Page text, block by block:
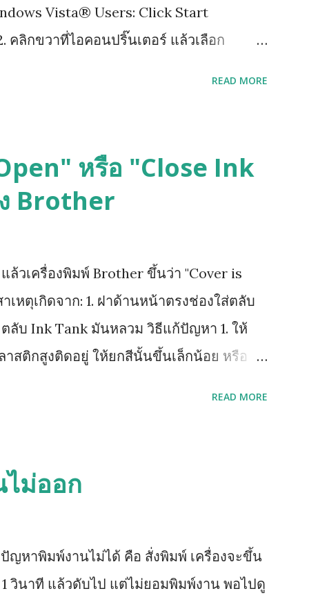
Vista® Users: Click Start
คลิกขวาที่ไอคอนปริ๊นเตอร์ แล้วเลือก
READ MORE
หรือ "Close Ink
Brother
วเครื่องพิมพ์ Brother ขึ้นว่า "Cover is
เหตุเกิดจาก: 1. ฝาด้านหน้าตรงช่องใส่ตลับ
ลับ Ink Tank มันหลวม วิธีแก้ปัญหา 1. ให้
าสติกสูงติดอยู่ ให้ยกสีนั้นขึ้นเล็กน้อย หรือ
วปิด Sensor เป็นแท่งเสียบอยู่ด้านข้าง)
READ MORE
ม่ออก
ญหาพิมพ์งานไม่ได้ คือ สั่งพิมพ์ เครื่องจะขึ้น
วินาที แล้วดับไป แต่ไม่ยอมพิมพ์งาน พอไปดู